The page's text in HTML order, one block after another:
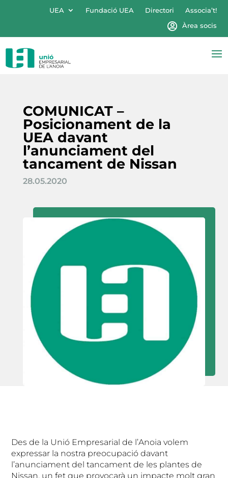
UEA Fundació UEA Directori
Associa’t!
Àrea socis
COMUNICAT –
Posicionament de la
UEA davant
l’anunciament del
tancament de Nissan
28.05.2020
Des de la Unió Empresarial de l’Anoia volem
expressar la nostra preocupació davant
l’anunciament del tancament de les plantes de
Nissan, un fet que provocarà un impacte molt gran